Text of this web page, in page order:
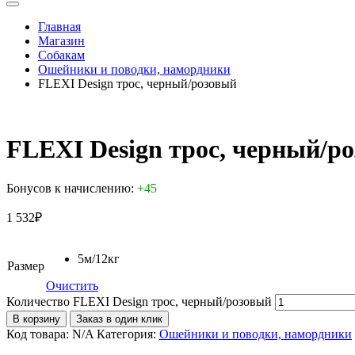
Главная
Магазин
Собакам
Ошейники и поводки, намордники
FLEXI Design трос, черный/розовый
FLEXI Design трос, черный/
Бонусов к начислению: +45
1 532₽
Размер
5м/12кг
Очистить
Количество FLEXI Design трос, черный/розовый
В корзину Заказ в один клик
Код товара: N/A Категория: Ошейники и поводки, намордники